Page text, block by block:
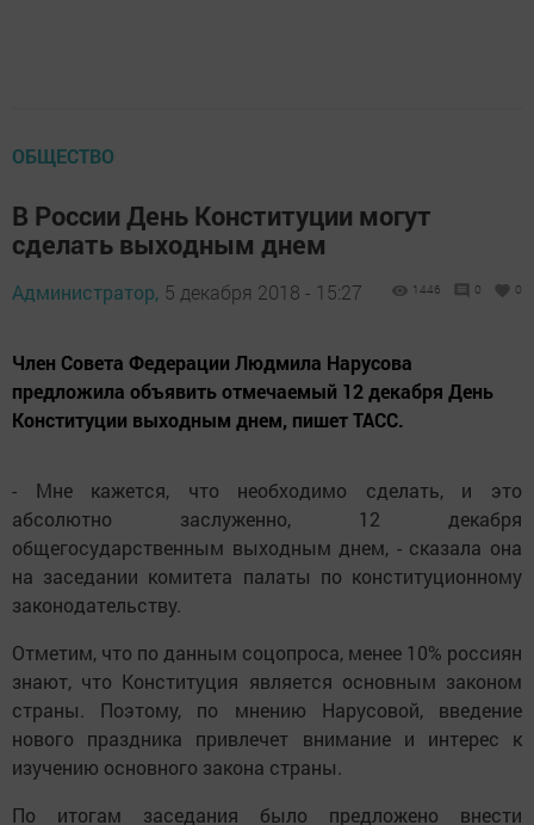
ОБЩЕСТВО
В России День Конституции могут
сделать выходным днем
Администратор, 5 декабря 2018 - 15:27 1446 0 0
Член Совета Федерации Людмила Нарусова
предложила объявить отмечаемый 12 декабря День
Конституции выходным днем, пишет ТАСС.
- Мне кажется, что необходимо сделать, и это
абсолютно заслуженно, 12 декабря
общегосударственным выходным днем, - сказала она
на заседании комитета палаты по конституционному
законодательству.
Отметим, что по данным соцопроса, менее 10% россиян
знают, что Конституция является основным законом
страны. Поэтому, по мнению Нарусовой, введение
нового праздника привлечет внимание и интерес к
изучению основного закона страны.
По итогам заседания было предложено внести